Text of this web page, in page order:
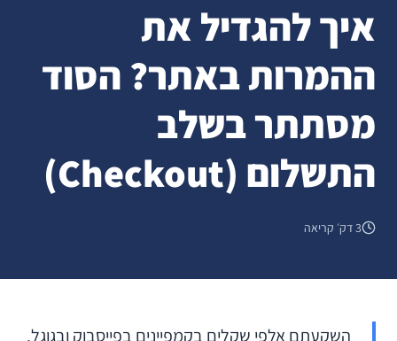
הַמְּסַיַּעַת
הָאֲתָר.
איך להגדיל את
ההמרות באתר? הסוד
מסתתר בשלב
התשלום (Checkout)
3 דק׳ קריאה
השקעתם אלפי שקלים בקמפיינים בפייסבוק ובגוגל.